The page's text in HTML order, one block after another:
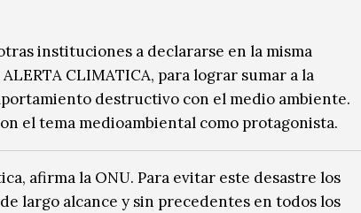
instituciones a declararse en la misma
CLIMATICA, para lograr sumar a la
destructivo con el medio ambiente.
el tema medioambiental como protagonista.
afirma la ONU. Para evitar este desastre los
largo alcance y sin precedentes en todos los